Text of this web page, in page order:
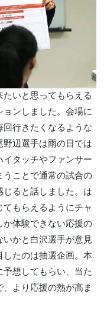
いと思ってもらえる
ンしました。会場に
行きたくなるような
辺選手は雨の日では
イタッチやファンサー
うことで通常の試合の
ると話しました。は
もらえるようにチャ
か体験できない応援の
かと白沢選手が意見
したのは抽選企画。本
想してもらい、当た
より応援の熱が高ま